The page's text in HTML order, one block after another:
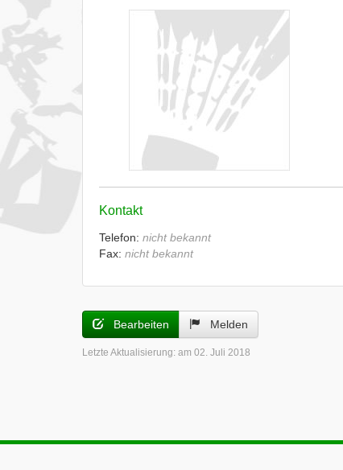
Kontakt
Telefon: nicht bekannt
Fax: nicht bekannt
Bearbeiten Melden
Letzte Aktualisierung: am 02. Juli 2018